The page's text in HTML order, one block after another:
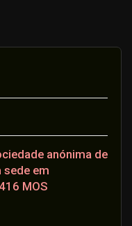
anónima de
sede em
MOS